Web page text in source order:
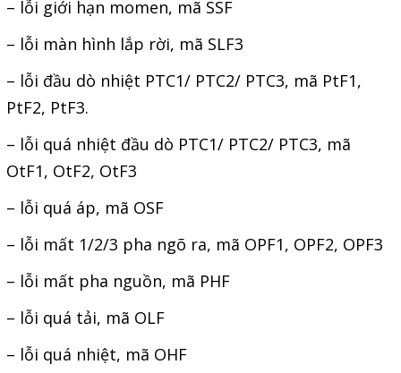
– lỗi giới hạn momen, mã SSF
– lỗi màn hình lắp rời, mã SLF3
– lỗi đầu dò nhiệt PTC1/ PTC2/ PTC3, mã PtF1,
PtF2, PtF3.
– lỗi quá nhiệt đầu dò PTC1/ PTC2/ PTC3, mã
OtF1, OtF2, OtF3
– lỗi quá áp, mã OSF
– lỗi mất 1/2/3 pha ngõ ra, mã OPF1, OPF2, OPF3
– lỗi mất pha nguồn, mã PHF
– lỗi quá tải, mã OLF
– lỗi quá nhiệt, mã OHF